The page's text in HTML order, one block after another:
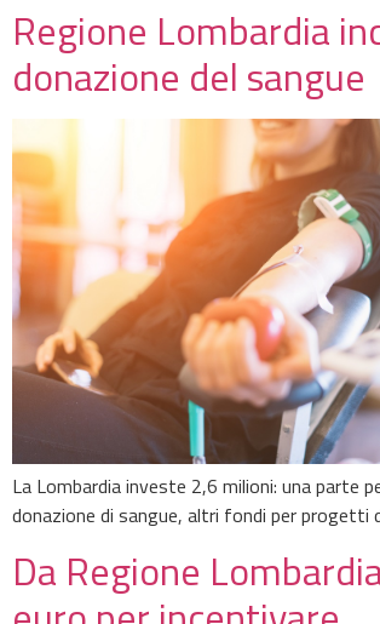
Regione Lombardia
donazione del sangue
La Lombardia investe 2,6 milioni: una parte
donazione di sangue, altri fondi per progetti
Da Regione